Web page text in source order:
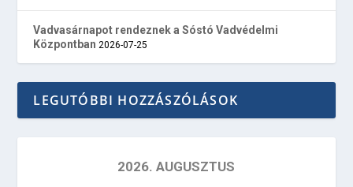
Vadvasárnapot rendeznek a Sóstó Vadvédelmi
Központban 2026-07-25
LEGUTÓBBI HOZZÁSZÓLÁSOK
2026. AUGUSZTUS